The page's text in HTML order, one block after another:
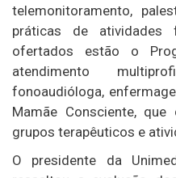
telemonitoramento,
práticas de atividades
ofertados estão o
atendimento
fonoaudióloga,
Mamãe Consciente,
grupos terapêuticos e
O presidente da